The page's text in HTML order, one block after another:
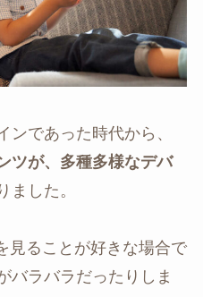
ンであった時代から、
ツが、多種多様なデバ
ました。
見ることが好きな場合で
バラバラだったりしま